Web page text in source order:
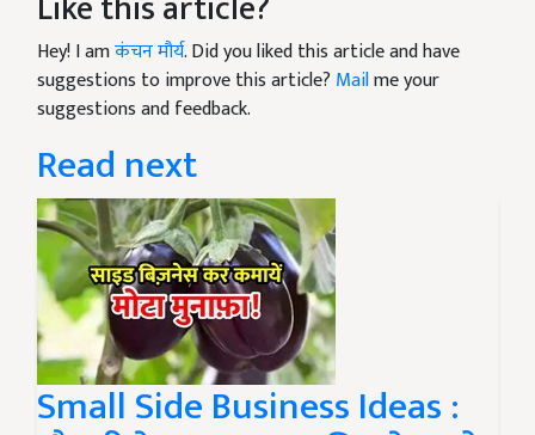
Hey! I amकंचन मौर्य. Did you liked this article and have
suggestions to improve this article? Mailme your
suggestions and feedback.
Read next
Small Side Business Ideas :